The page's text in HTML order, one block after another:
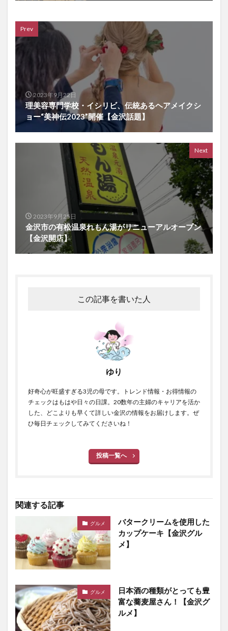
Prev
2023年9月22日
理美容専門学校・イシリビ、伝統あるヘアメイクシ
ョー“美神伝2023”開催【金沢話題】
Next
2023年9月25日
金沢市の有松温泉れもん湯がリニューアルオープン
【金沢開店】
この記事を書いた人
ゆり
好奇心が旺盛すぎる3児の母です。トレンド情報・お得情報の
チェックはもはや日々の日課。20数年の主婦のキャリアを活か
した、どこよりも早くて詳しい金沢の情報をお届けします。ぜ
ひ毎日チェックしてみてくださいね！
投稿一覧へ
関連する記事
グルメ
バタークリームを使用した
カップケーキ【金沢グル
メ】
グルメ
日本酒の種類がとっても豊
富な蕎麦屋さん！【金沢グ
ルメ】